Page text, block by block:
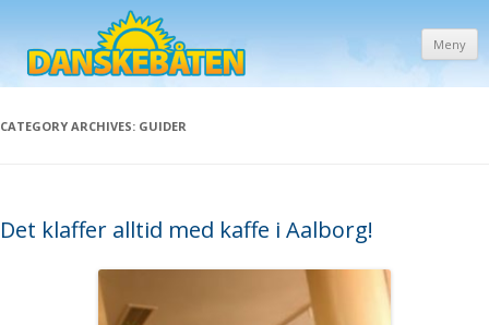
Meny
CATEGORY ARCHIVES: GUIDER
Det klaffer alltid med kaffe i Aalborg!